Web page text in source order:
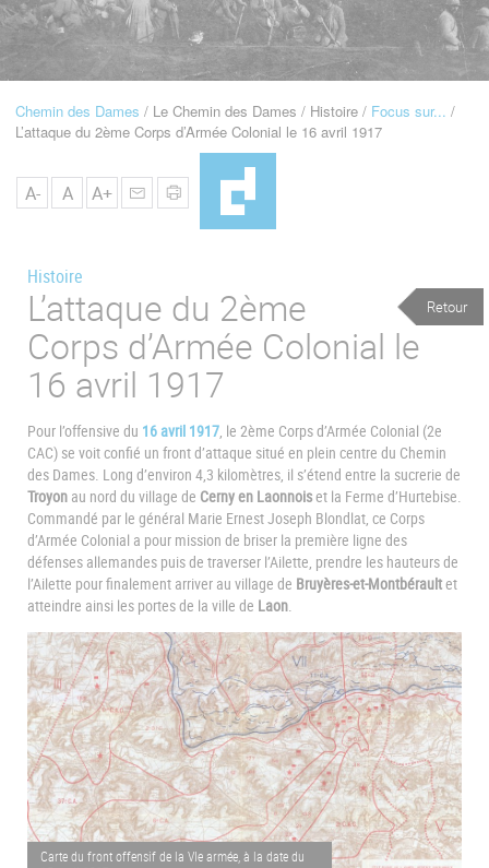
Navigation
Fil
Chemin des Dames Le Chemin des Dames Histoire
Focus sur...
L’attaque du 2ème Corps d’Armée Colonial le 16 avril 1917
A- A A+
Histoire
Retour
L’attaque du 2ème
Corps d’Armée Colonial le
16 avril 1917
Pour l’offensive du 16 avril 1917, le 2ème Corps d’Armée Colonial (2e
CAC) se voit confié un front d’attaque situé en plein centre du Chemin
des Dames. Long d’environ 4,3 kilomètres, il s’étend entre la sucrerie de
Troyon au nord du village de Cerny en Laonnoiset la Ferme d’Hurtebise.
Commandé par le général Marie Ernest Joseph Blondlat, ce Corps
d’Armée Colonial a pour mission de briser la première ligne des
défenses allemandes puis de traverser l’Ailette, prendre les hauteurs de
l’Ailette pour finalement arriver au village de Bruyères-et-Montbéraultet
atteindre ainsi les portes de la ville de Laon.
Carte du front offensif de la VIe armée, à la date du